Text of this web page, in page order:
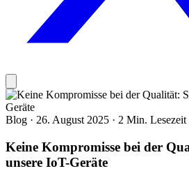
Blog · 26. August 2025 · 2 Min. Lesezeit
Keine Kompromisse bei der
unsere IoT-Geräte